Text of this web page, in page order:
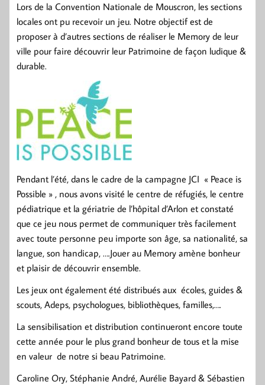
Lors de la Convention Nationale de Mouscron, les sections
locales ont pu recevoir un jeu. Notre objectif est de
proposer à d’autres sections de réaliser le Memory de leur
ville pour faire découvrir leur Patrimoine de façon ludique &
durable.
Pendant l’été, dans le cadre de la campagne JCI « Peace is
Possible » , nous avons visité le centre de réfugiés, le centre
pédiatrique et la gériatrie de l’hôpital d’Arlon et constaté
que ce jeu nous permet de communiquer très facilement
avec toute personne peu importe son âge, sa nationalité, sa
langue, son handicap, ….Jouer au Memory amène bonheur
et plaisir de découvrir ensemble.
Les jeux ont également été distribués aux écoles, guides &
scouts, Adeps, psychologues, bibliothèques, familles,….
La sensibilisation et distribution continueront encore toute
cette année pour le plus grand bonheur de tous et la mise
en valeur de notre si beau Patrimoine.
Caroline Ory, Stéphanie André, Aurélie Bayard & Sébastien